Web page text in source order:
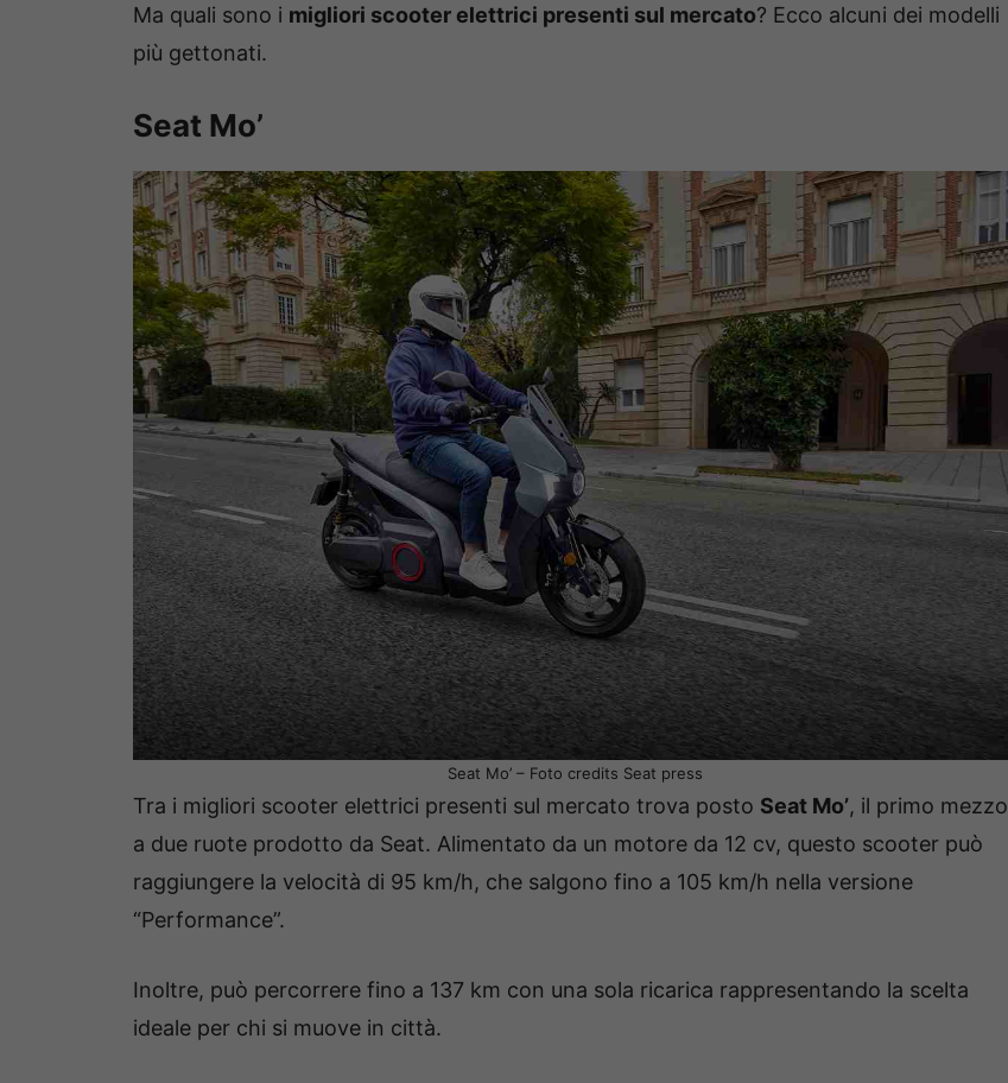
Ma quali sono i migliori scooter elettrici presenti sul mercato? Ecco alcuni dei modelli
più gettonati.
Seat Mo’
Seat Mo’ – Foto credits Seat press
Tra i migliori scooter elettrici presenti sul mercato trova posto Seat Mo’, il primo mezzo
a due ruote prodotto da Seat. Alimentato da un motore da 12 cv, questo scooter può
raggiungere la velocità di 95 km/h, che salgono fino a 105 km/h nella versione
“Performance”.
Inoltre, può percorrere fino a 137 km con una sola ricarica rappresentando la scelta
ideale per chi si muove in città.